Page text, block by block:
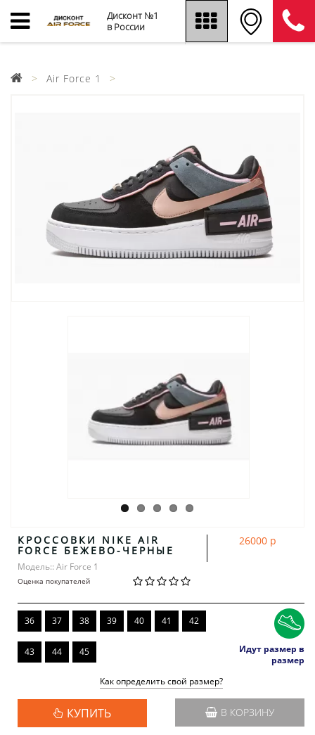
Дисконт №1
в России
Air Force 1
КРОССОВКИ NIKE AIR
FORCE БЕЖЕВО-ЧЕРНЫЕ
Модель:: Air Force 1
Оценка покупателей
26000 р
36 37 38 39 40 41 42
43 44 45
Идут размер в
размер
Как определить свой размер?
КУПИТЬ В КОРЗИНУ